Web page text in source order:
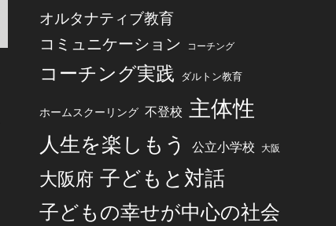
オルタナティブ教育
コミュニケーション コーチング
コーチング実践 ダルトン教育
ホームスクーリング 不登校 主体性
人生を楽しもう 公立小学校 大阪
大阪府 子どもと対話
子どもの幸せが中心の社会